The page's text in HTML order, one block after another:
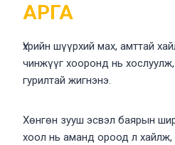
АРГА
Үхрийн шүүрхий мах, амттай
чинжүүг хооронд нь
гурилтай жигнэнэ.
Хөнгөн зууш эсвэл баярын
хоол нь аманд ороод л